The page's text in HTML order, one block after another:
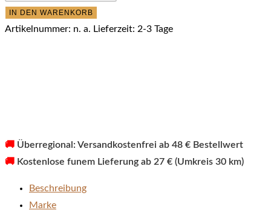
Schaufelstücke
vom
IN DEN WARENKORB
Artikelnummer: n. a. Lieferzeit: 2-3 Tage
🚚 Überregional: Versandkostenfrei ab 48 € Bestellwert
🚚 Kostenlose funem Lieferung ab 27 € (Umkreis 30 km)
Beschreibung
Marke